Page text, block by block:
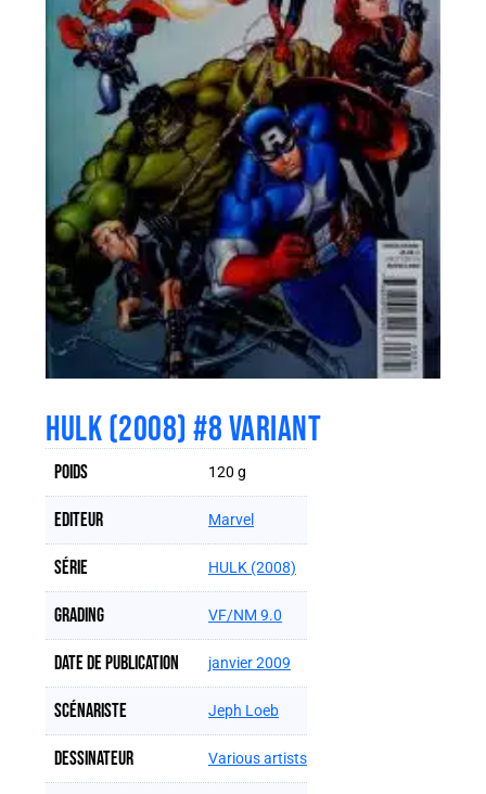
HULK (2008) #8 VARIANT
Poids 120 g
Editeur Marvel
Série HULK (2008)
Grading VF/NM 9.0
Date de publication janvier 2009
Scénariste Jeph Loeb
Dessinateur Various artists